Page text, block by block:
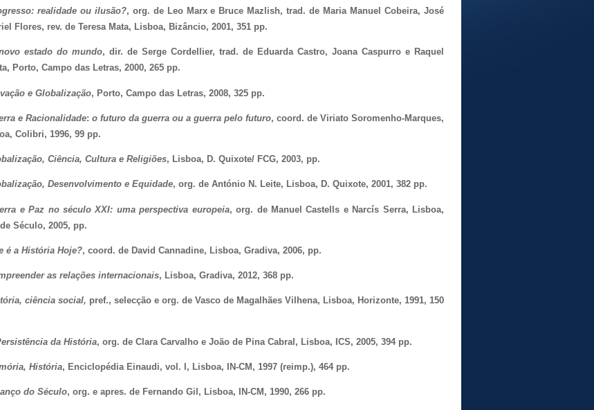
realidade ou ilusão?, org. de Leo Marx e Bruce Mazlish, trad. de Maria Manuel Cobeira, José
Flores, rev. de Teresa Mata, Lisboa, Bizâncio, 2001, 351 pp.
estado do mundo, dir. de Serge Cordellier, trad. de Eduarda Castro, Joana Caspurro e Raquel
Porto, Campo das Letras, 2000, 265 pp.
e Globalização, Porto, Campo das Letras, 2008, 325 pp.
e Racionalidade: o futuro da guerra ou a guerra pelo futuro, coord. de Viriato Soromenho-Marques,
Colibri, 1996, 99 pp.
Ciência, Cultura e Religiões, Lisboa, D. Quixote/ FCG, 2003, pp.
Desenvolvimento e Equidade, org. de António N. Leite, Lisboa, D. Quixote, 2001, 382 pp.
e Paz no século XXI: uma perspectiva europeia, org. de Manuel Castells e Narcís Serra, Lisboa,
Século, 2005, pp.
é a História Hoje?, coord. de David Cannadine, Lisboa, Gradiva, 2006, pp.
as relações internacionais, Lisboa, Gradiva, 2012, 368 pp.
ciência social, pref., selecção e org. de Vasco de Magalhães Vilhena, Lisboa, Horizonte, 1991, 150
da História, org. de Clara Carvalho e João de Pina Cabral, Lisboa, ICS, 2005, 394 pp.
História, Enciclopédia Einaudi, vol. I, Lisboa, IN-CM, 1997 (reimp.), 464 pp.
do Século, org. e apres. de Fernando Gil, Lisboa, IN-CM, 1990, 266 pp.